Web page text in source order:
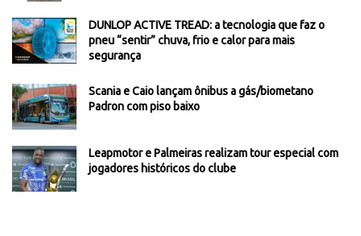
DUNLOP ACTIVE TREAD: a tecnologia que faz o
pneu “sentir” chuva, frio e calor para mais
segurança
Scania e Caio lançam ônibus a gás/biometano
Padron com piso baixo
Leapmotor e Palmeiras realizam tour especial com
jogadores históricos do clube